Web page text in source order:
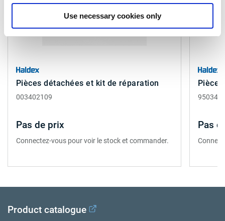
Use necessary cookies only
Pièces détachées et kit de réparation
003402109
Pas de prix
Connectez-vous pour voir le stock et commander.
Pas
Product catalogue